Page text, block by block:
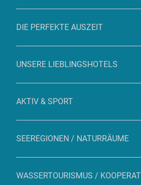
DIE PERFEKTE AUSZEIT
UNSERE LIEBLINGSHOTELS
AKTIV & SPORT
SEEREGIONEN / NATURRÄUME
WASSERTOURISMUS /